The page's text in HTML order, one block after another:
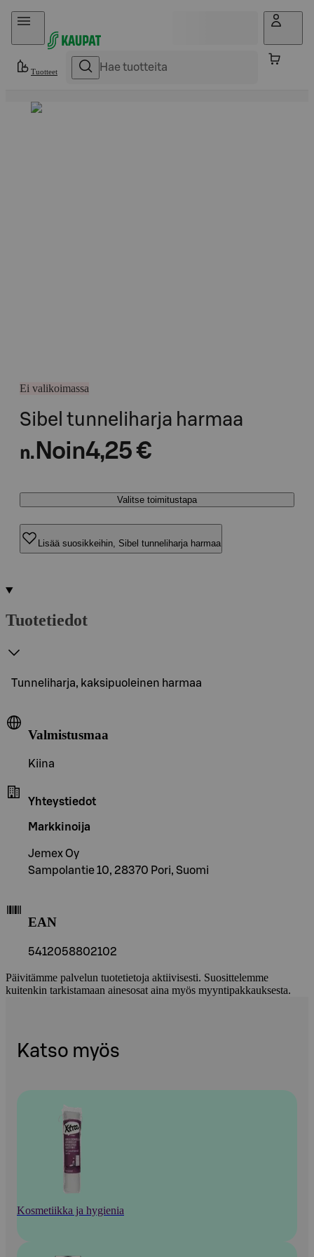
Hyppää sisältöön
Tuotteet
Ei valikoimassa
Sibel tunneliharja harmaa
n. Noin4,25 €
Valitse toimitustapa
Lisää suosikkeihin, Sibel tunneliharja harmaa
Tuotetiedot
Tunneliharja, kaksipuoleinen harmaa
Valmistusmaa
Kiina
Yhteystiedot
Markkinoija
Jemex Oy
Sampolantie 10, 28370 Pori, Suomi
EAN
5412058802102
Päivitämme palvelun tuotetietoja aktiivisesti. Suosittelemme
kuitenkin tarkistamaan ainesosat aina myös myyntipakkauksesta.
Katso myös
Kosmetiikka ja hygienia